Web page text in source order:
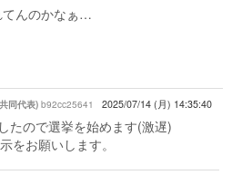
てんのかなぁ…
同代表) b92cc25641 2025/07/14 (月) 14:35:40
たので選挙を始めます(激遅)
をお願いします。